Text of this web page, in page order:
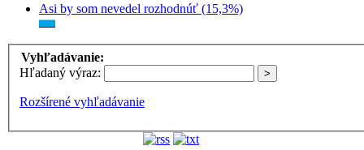
Asi by som nevedel rozhodnúť (15,3%)
Vyhľadávanie:
Hľadaný výraz:
Rozšírené vyhľadávanie